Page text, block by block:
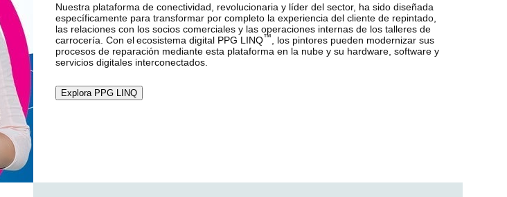
Nuestra plataforma de conectividad, revolucionaria y líder del sector, ha sido diseñada
específicamente para transformar por completo la experiencia del cliente de repintado,
las relaciones con los socios comerciales y las operaciones internas de los talleres de
carrocería. Con el ecosistema digital PPG LINQ™
, los pintores pueden modernizar sus
procesos de reparación mediante esta plataforma en la nube y su hardware, software y
servicios digitales interconectados.
Explora PPG LINQ